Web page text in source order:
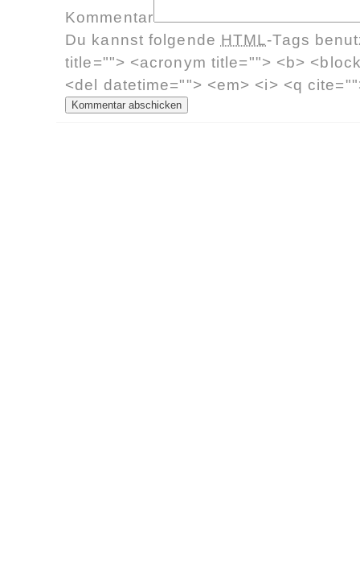
Kommentar
Du kannst folgende HTML-Tags
title=""> <acronym title=""> <b>
<del datetime=""> <em> <i> <q